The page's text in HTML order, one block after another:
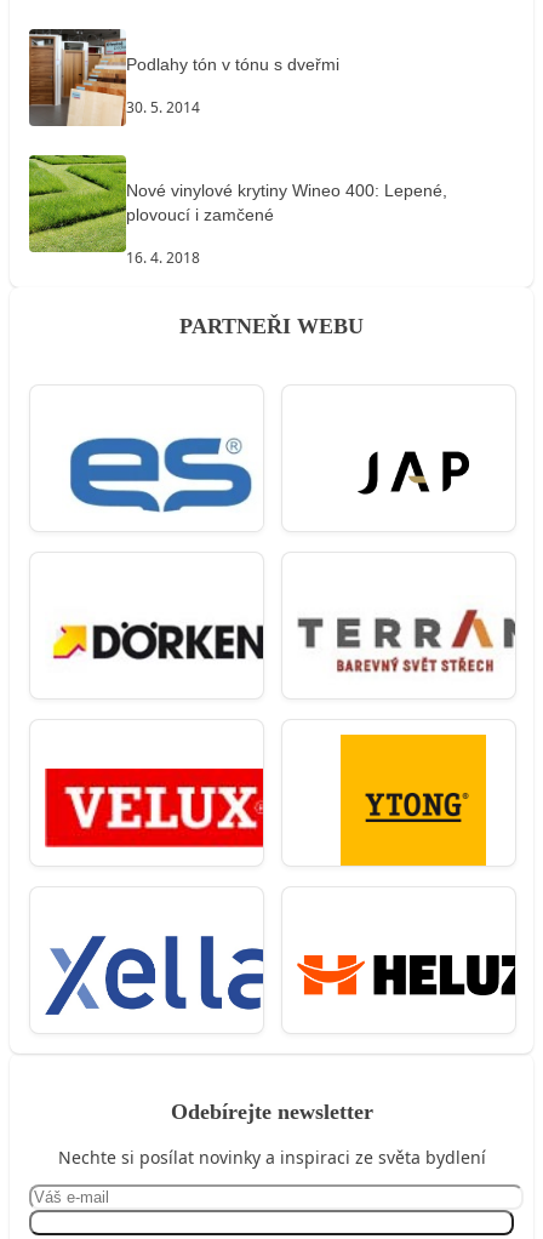
Podlahy tón v tónu s dveřmi
30. 5. 2014
Nové vinylové krytiny Wineo 400: Lepené,
plovoucí i zamčené
16. 4. 2018
PARTNEŘI WEBU
Odebírejte newsletter
Nechte si posílat novinky a inspiraci ze světa bydlení